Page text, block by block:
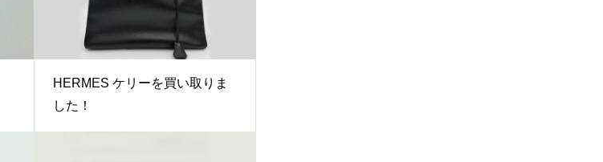
HERMES ケリーを買い取りま
した！